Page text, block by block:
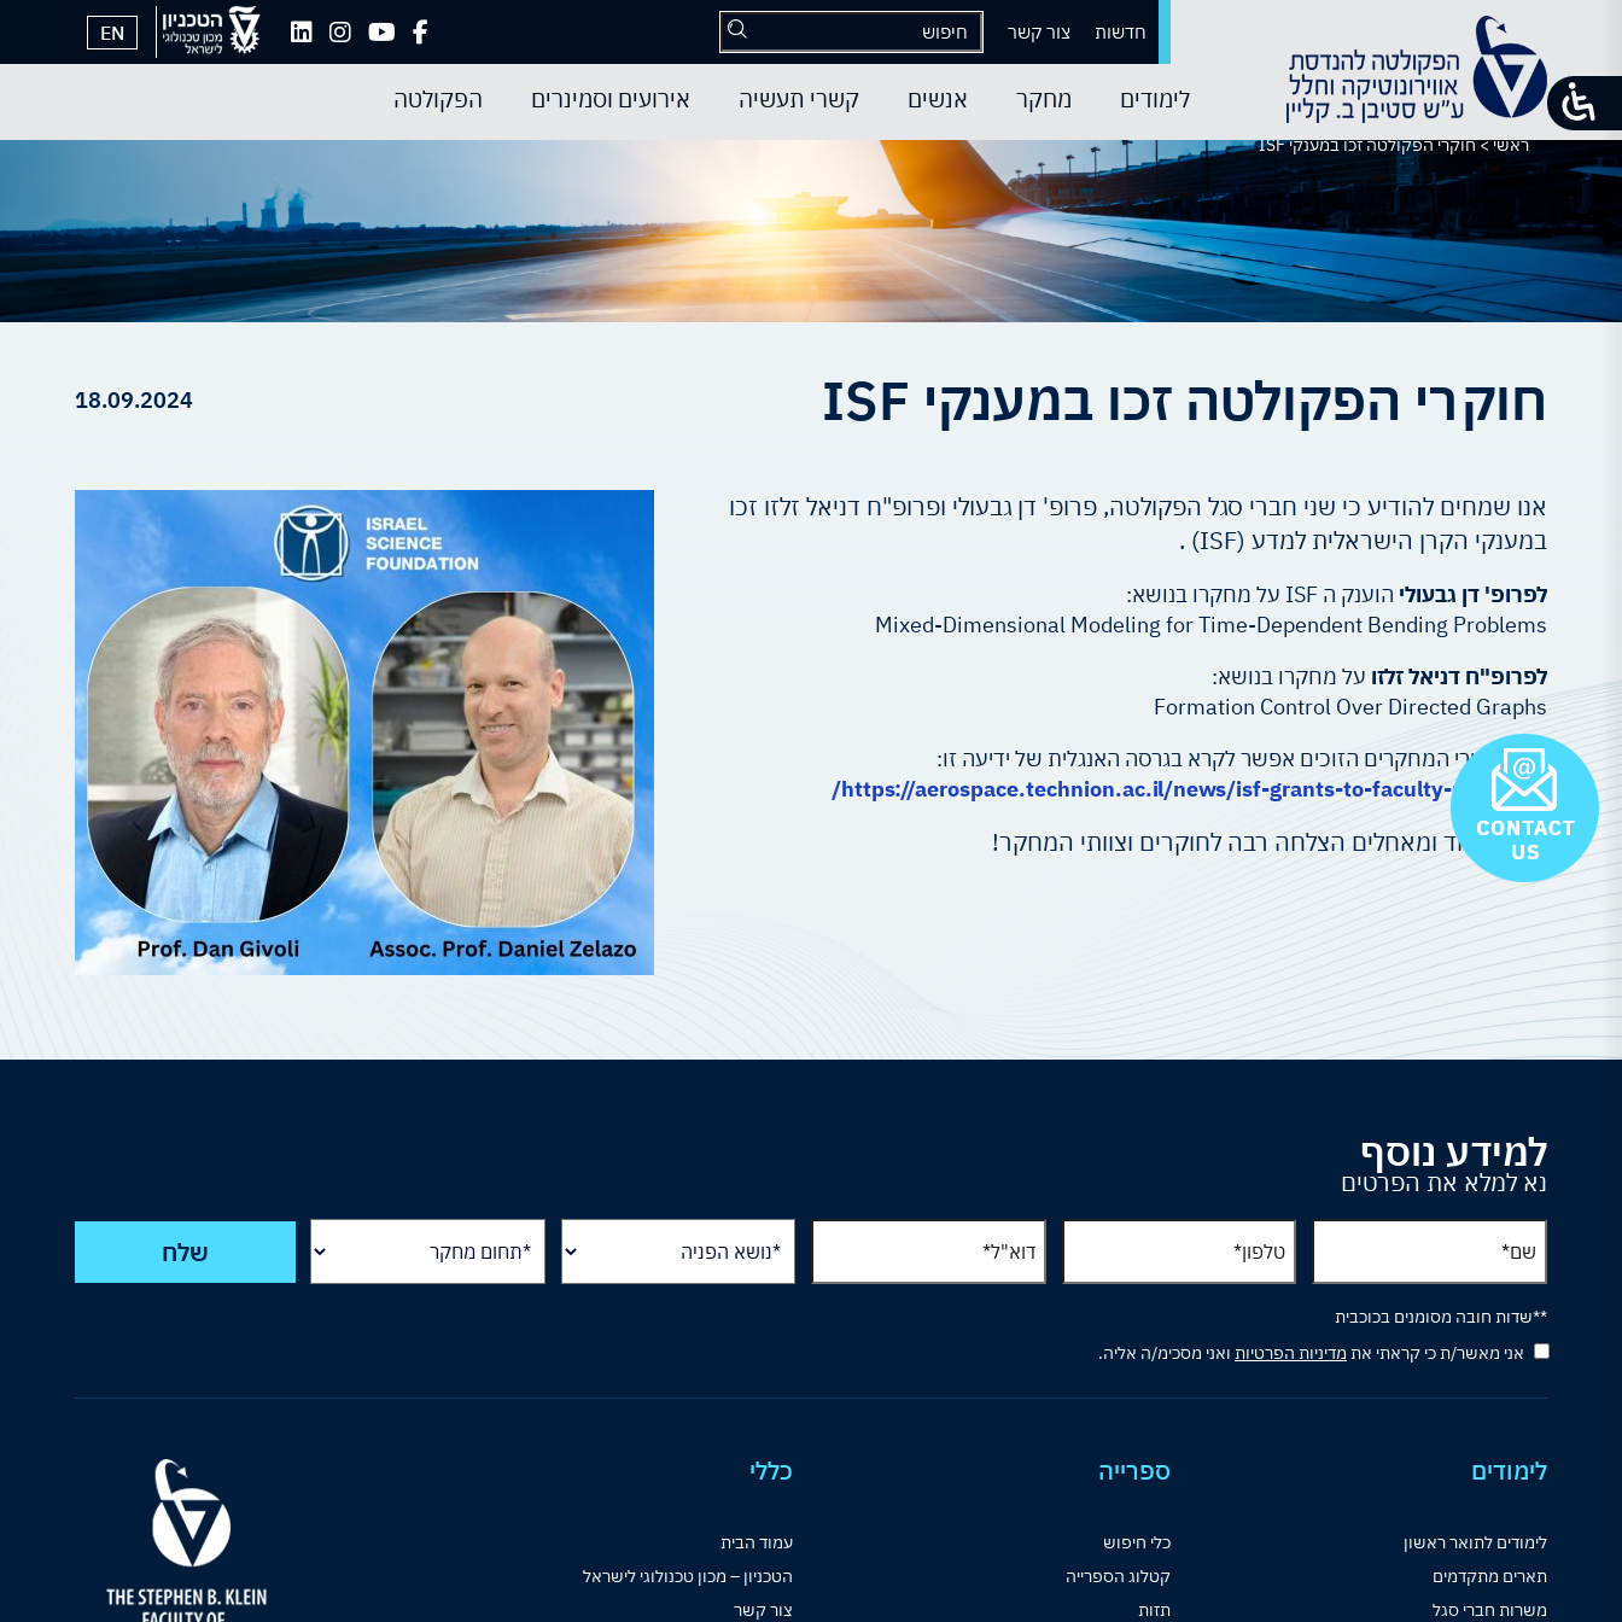
חדשות צור קשר EN
לימודים מחקר אנשים קשרי תעשיה אירועים וסמינרים הפקולטה
ראשי>חוקרי הפקולטה זכו במענקי ISF
חוקרי הפקולטה זכו במענקי ISF 18.09.2024
אנו שמחים להודיע כי שני חברי סגל הפקולטה, פרופ' דן גבעולי ופרופ"ח דניאל זלזו זכו
במענקי הקרן הישראלית למדע (ISF) .
לפרופ' דן גבעולי הוענק ה ISF על מחקרו בנושא:
Mixed-Dimensional Modeling for Time-Dependent Bending Problems
לפרופ"ח דניאל זלזו על מחקרו בנושא:
Formation Control Over Directed Graphs
את תקצירי המחקרים הזוכים אפשר לקרא בגרסה האנגלית של ידיעה זו:
https://aerospace.technion.ac.il/news/isf-grants-to-faculty-members/
גאים מאוד ומאחלים הצלחה רבה לחוקרים וצוותי המחקר!
למידע נוסף
נא למלא את הפרטים
אני מאשר/ת כי קראתי את מדיניות הפרטיות ואני מסכימ/ה אליה.
**שדות חובה מסומנים בכוכבית
לימודים
לימודים לתואר ראשון
תארים מתקדמים
משרות חברי סגל
ספרייה
כלי חיפוש
קטלוג הספרייה
תזות
כללי
עמוד הבית
הטכניון – מכון טכנולוגי לישראל
צור קשר